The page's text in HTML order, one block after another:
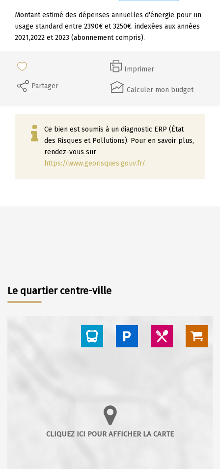
Montant estimé des dépenses annuelles d'énergie pour un
usage standard entre 2390€ et 3250€. indexées aux années
2021,2022 et 2023 (abonnement compris).
Imprimer
Partager
Calculer mon budget
Ce bien est soumis à un diagnostic ERP (État
des Risques et Pollutions). Pour en savoir plus,
rendez-vous sur
https://www.georisques.gouv.fr/
Le quartier centre-ville